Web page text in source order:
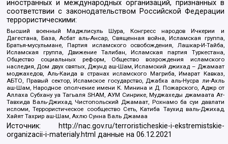
иностранных и международных организаций, признанных в
соответствии с законодательством Российской Федерации
террористическими:
Высший военный Маджлисуль Шура, Конгресс народов Ичкерии и
Дагестана, База, Асбат аль-Ансар, Священная война, Исламская группа,
Братья-мусульмане, Партия исламского освобождения, Лашкар-И-Тайба,
Исламская группа, Движение Талибан, Исламская партия Туркестана,
Общество социальных реформ, Общество возрождения исламского
наследия, Дом двух святых, Джунд аш-Шам, Исламский джихад – Джамаат
моджахедов, Аль-Каида в странах исламского Магриба, Имарат Кавказ,
АБТО, Правый сектор, Исламское государство, Джабха аль-Нусра ли-Ахль
аш-Шам, Народное ополчение имени К. Минина и Д. Пожарского, Аджр от
Аллаха Субхану уа Тагьаля SHAM, АУМ Синрике, Муджахеды джамаата Ат-
Тавхида Валь-Джихад, Чистопольский Джамаат, Рохнамо ба суи давлати
исломи, Террористическое сообщество Сеть, Катиба Таухид валь-Джихад,
Хайят Тахрир аш-Шам, Ахлю Сунна Валь Джамаа
Источник:
http://nac.gov.ru/terroristicheskie-i-ekstremistskie-
organizacii-i-materialy.html данные на06.12.2021